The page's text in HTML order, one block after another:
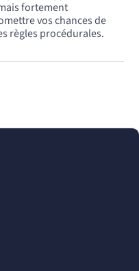
fortement
vos chances de
règles procédurales.